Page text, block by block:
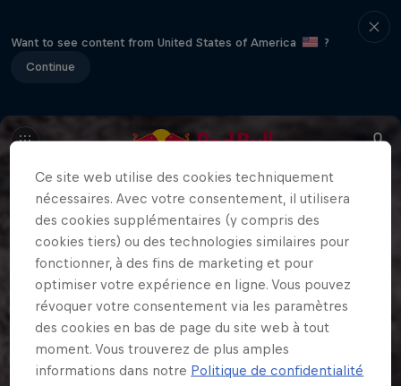
Want to see content from United States of America
?
Continue
Ce site web utilise des cookies techniquement
nécessaires. Avec votre consentement, il utilisera
des cookies supplémentaires (y compris des
cookies tiers) ou des technologies similaires pour
fonctionner, à des fins de marketing et pour
optimiser votre expérience en ligne. Vous pouvez
révoquer votre consentement via les paramètres
des cookies en bas de page du site web à tout
moment. Vous trouverez de plus amples
informations dans notre Politique de confidentialité